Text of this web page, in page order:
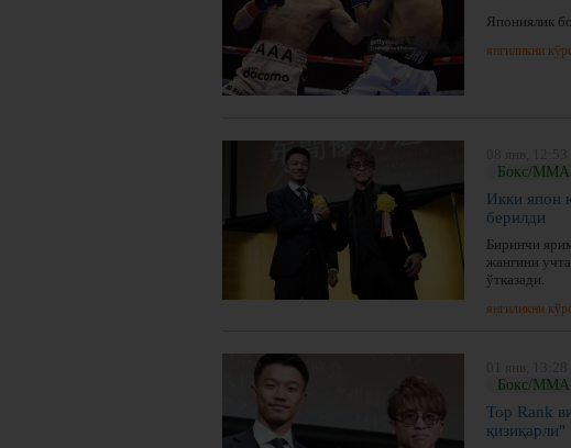
Япониялик
янгиликни
Бокс/ММА
Икки япон
берилди
Биринчи
жангини
ўтказади.
янгиликни
Бокс/ММА
Top Rank
қизиқарли"